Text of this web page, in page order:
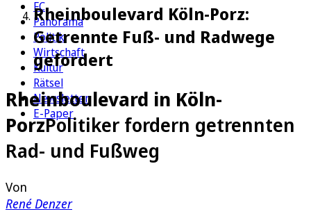
FC
Panorama
Politik
Wirtschaft
Kultur
Rätsel
Newsletter
E-Paper
Rheinboulevard Köln-Porz:
Getrennte Fuß- und Radwege
gefordert
Rheinboulevard in Köln-
PorzPolitiker fordern getrennten
Rad- und Fußweg
Von
René Denzer